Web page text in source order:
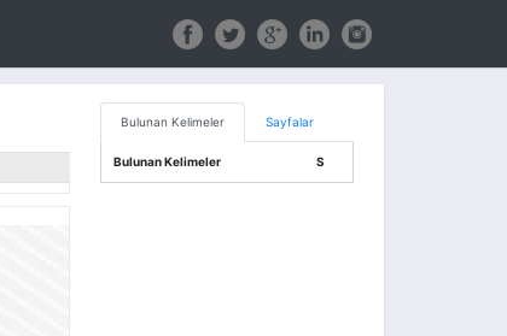
Bulunan Kelimeler Sayfalar
Bulunan Kelimeler S